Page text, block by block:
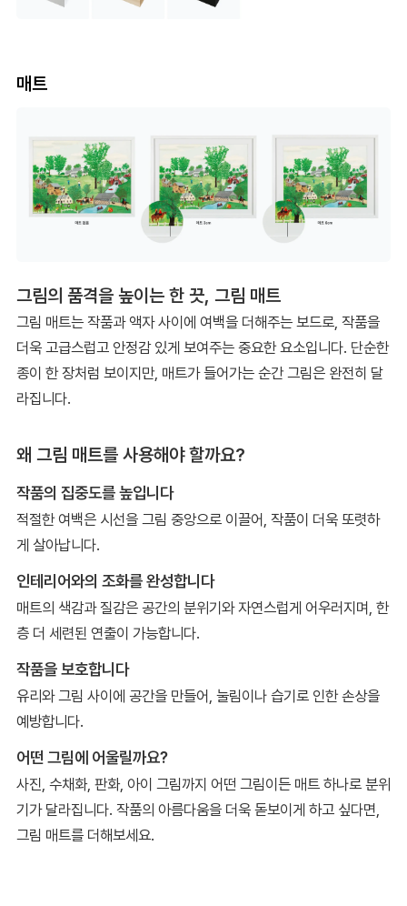
매트
그림의 품격을 높이는 한 끗, 그림 매트
그림 매트는 작품과 액자 사이에 여백을 더해주는 보드로, 작품을
더욱 고급스럽고 안정감 있게 보여주는 중요한 요소입니다. 단순한
종이 한 장처럼 보이지만, 매트가 들어가는 순간 그림은 완전히 달
라집니다.
왜 그림 매트를 사용해야 할까요?
작품의 집중도를 높입니다
적절한 여백은 시선을 그림 중앙으로 이끌어, 작품이 더욱 또렷하
게 살아납니다.
인테리어와의 조화를 완성합니다
매트의 색감과 질감은 공간의 분위기와 자연스럽게 어우러지며, 한
층 더 세련된 연출이 가능합니다.
작품을 보호합니다
유리와 그림 사이에 공간을 만들어, 눌림이나 습기로 인한 손상을
예방합니다.
어떤 그림에 어울릴까요?
사진, 수채화, 판화, 아이 그림까지 어떤 그림이든 매트 하나로 분위
기가 달라집니다. 작품의 아름다움을 더욱 돋보이게 하고 싶다면,
그림 매트를 더해보세요.